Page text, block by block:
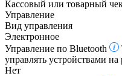
Кассовый или товарный
Управление
Вид управления
Электронное
Управление по Bluetooth
управлять устройствами на
Нет